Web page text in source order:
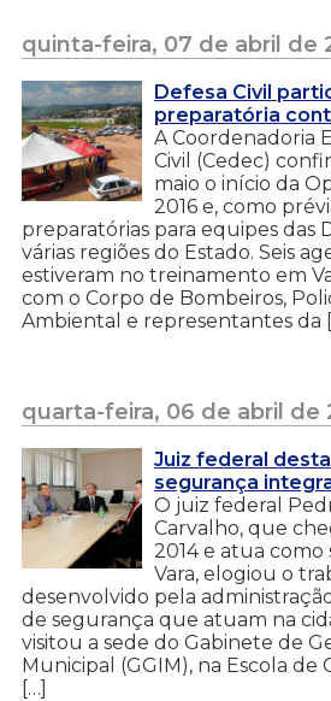
quinta-feira, 07 de abril de
Defesa Civil
preparatória
A Coordenadoria
Civil (Cedec)
maio o início da
2016 e, como
preparatórias para equipes das
várias regiões do Estado. Seis
estiveram no treinamento em
com o Corpo de Bombeiros,
Ambiental e representantes da
quarta-feira, 06 de abril de
Juiz federal
segurança
O juiz federal
Carvalho, que
2014 e atua
Vara, elogiou o
desenvolvido pela
de segurança que atuam na
visitou a sede do Gabinete de
Municipal (GGIM), na Escola de
[…]